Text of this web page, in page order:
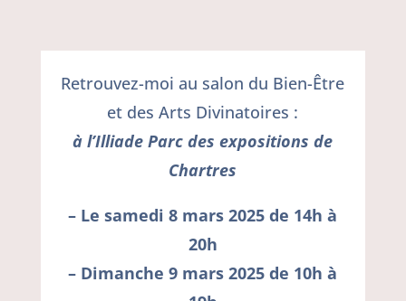
Retrouvez-moi au salon du Bien-Être
et des Arts Divinatoires :
à l’Illiade Parc des expositions de
Chartres
– Le samedi 8 mars 2025 de 14h à
20h
– Dimanche 9 mars 2025 de 10h à